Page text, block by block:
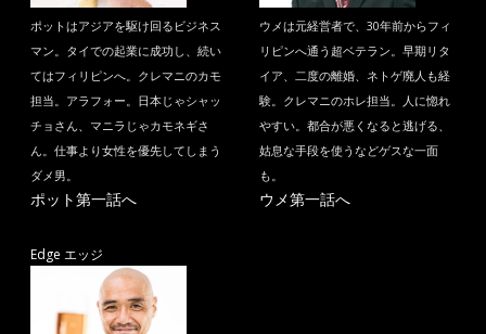
ポットはアジアを駆け回るビジネス
マン。タイでの起業に成功し、続い
てはフィリピンへ。クレマニのカモ
担当。アラフォー。日本じゃシャッ
チョさん、マニラじゃカモネギさ
ん。仕事より女性を優先してしまう
ダメ男。
ポット第一話へ
ウメは元経営者で、30年前からフィ
リピンへ通う超ベテラン。早期リタ
イア、二度の離婚、ネトゲ廃人も経
験。クレマニのホレ担当。人に惚れ
やすい。都合が悪くなると逃げる、
姑息な手段を使うなどゲスな一面
も。
ウメ第一話へ
Edge エッジ